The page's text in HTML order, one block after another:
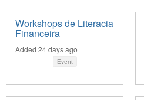
Workshops de Literacia
Financeira
Added 24 days ago
Event